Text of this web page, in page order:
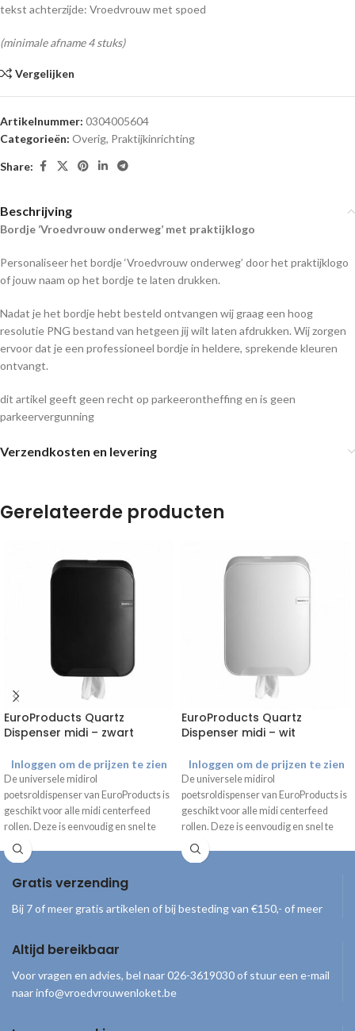
tekst achterzijde: Vroedvrouw met spoed
(minimale afname 4 stuks)
Vergelijken
Artikelnummer: 0304005604
Categorieën: Overig, Praktijkinrichting
Share:
Beschrijving
Bordje ‘Vroedvrouw onderweg’ met praktijklogo
Personaliseer het bordje ‘Vroedvrouw onderweg’ door het praktijklogo
of jouw naam op het bordje te laten drukken.
Nadat je het bordje hebt besteld ontvangen wij graag een hoog
resolutie PNG bestand van hetgeen jij wilt laten afdrukken. Wij zorgen
ervoor dat je een professioneel bordje in heldere, sprekende kleuren
ontvangt.
dit artikel geeft geen recht op parkeerontheffing en is geen
parkeervergunning
Verzendkosten en levering
Gerelateerde producten
EuroProducts Quartz
Dispenser midi – zwart
Inloggen om de prijzen te zien
De universele midirol
poetsroldispenser van EuroProducts is
geschikt voor alle midi centerfeed
rollen. Deze is eenvoudig en snel te
doseren en hygiënisch in gebruik.
EuroProducts Quartz
Dispenser midi – wit
Inloggen om de prijzen te zien
De universele midirol
poetsroldispenser van EuroProducts is
geschikt voor alle midi centerfeed
rollen. Deze is eenvoudig en snel te
doseren en hygiënisch in gebruik.
Gratis verzending
Bij 7 of meer gratis artikelen of bij besteding van €150,- of meer
Altijd bereikbaar
Voor vragen en advies, bel naar 026-3619030 of stuur een e-mail
naar info@vroedvrouwenloket.be